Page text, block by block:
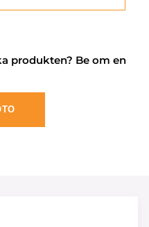
produkten? Be om en